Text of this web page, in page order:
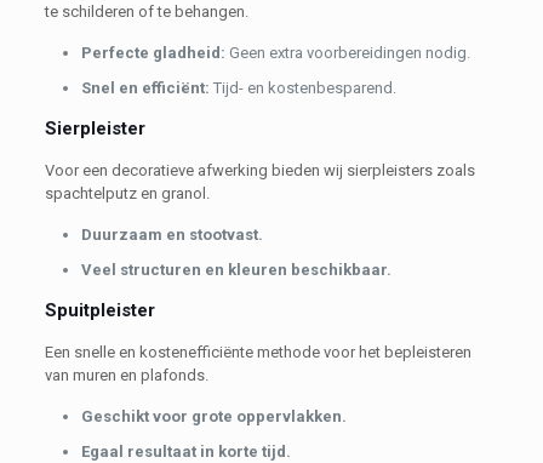
te schilderen of te behangen.
Perfecte gladheid: Geen extra voorbereidingen nodig.
Snel en efficiënt: Tijd- en kostenbesparend.
Sierpleister
Voor een decoratieve afwerking bieden wij sierpleisters zoals
spachtelputz en granol.
Duurzaam en stootvast.
Veel structuren en kleuren beschikbaar.
Spuitpleister
Een snelle en kostenefficiënte methode voor het bepleisteren
van muren en plafonds.
Geschikt voor grote oppervlakken.
Egaal resultaat in korte tijd.